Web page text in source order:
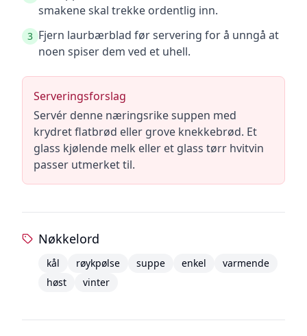
smakene skal trekke ordentlig inn.
3 Fjern laurbærblad før servering for å unngå at
noen spiser dem ved et uhell.
Serveringsforslag
Servér denne næringsrike suppen med
krydret flatbrød eller grove knekkebrød. Et
glass kjølende melk eller et glass tørr hvitvin
passer utmerket til.
Nøkkelord
kål røykpølse suppe enkel
varmende
høst
vinter